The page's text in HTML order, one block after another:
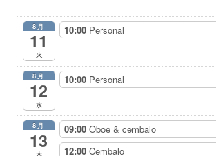
ョ
ン
ド
バ
8月
11
火
10:00 Personal
8月
12
水
10:00 Personal
8月
13
木
09:00 Oboe & cembalo
12:00 Cembalo